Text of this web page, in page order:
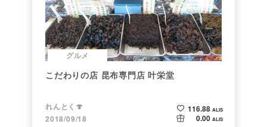
グルメ
こだわりの店 昆布専門店 叶栄堂
れんとく🍄
2018/09/18
116.88 ALIS
0.00 ALIS